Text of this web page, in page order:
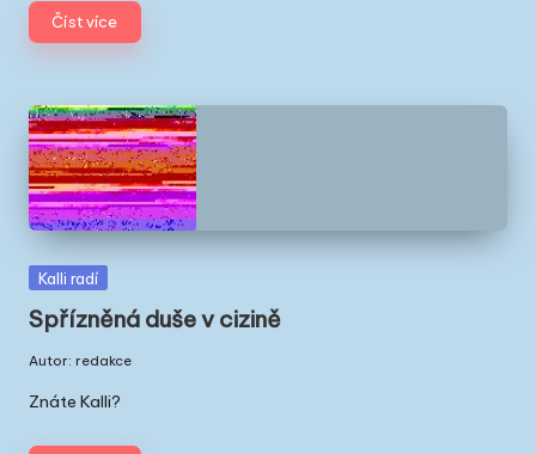
Číst více
Posted
Kalli radí
Spřízněná duše v cizině
Posted
by
Autor: redakce
Znáte Kalli?